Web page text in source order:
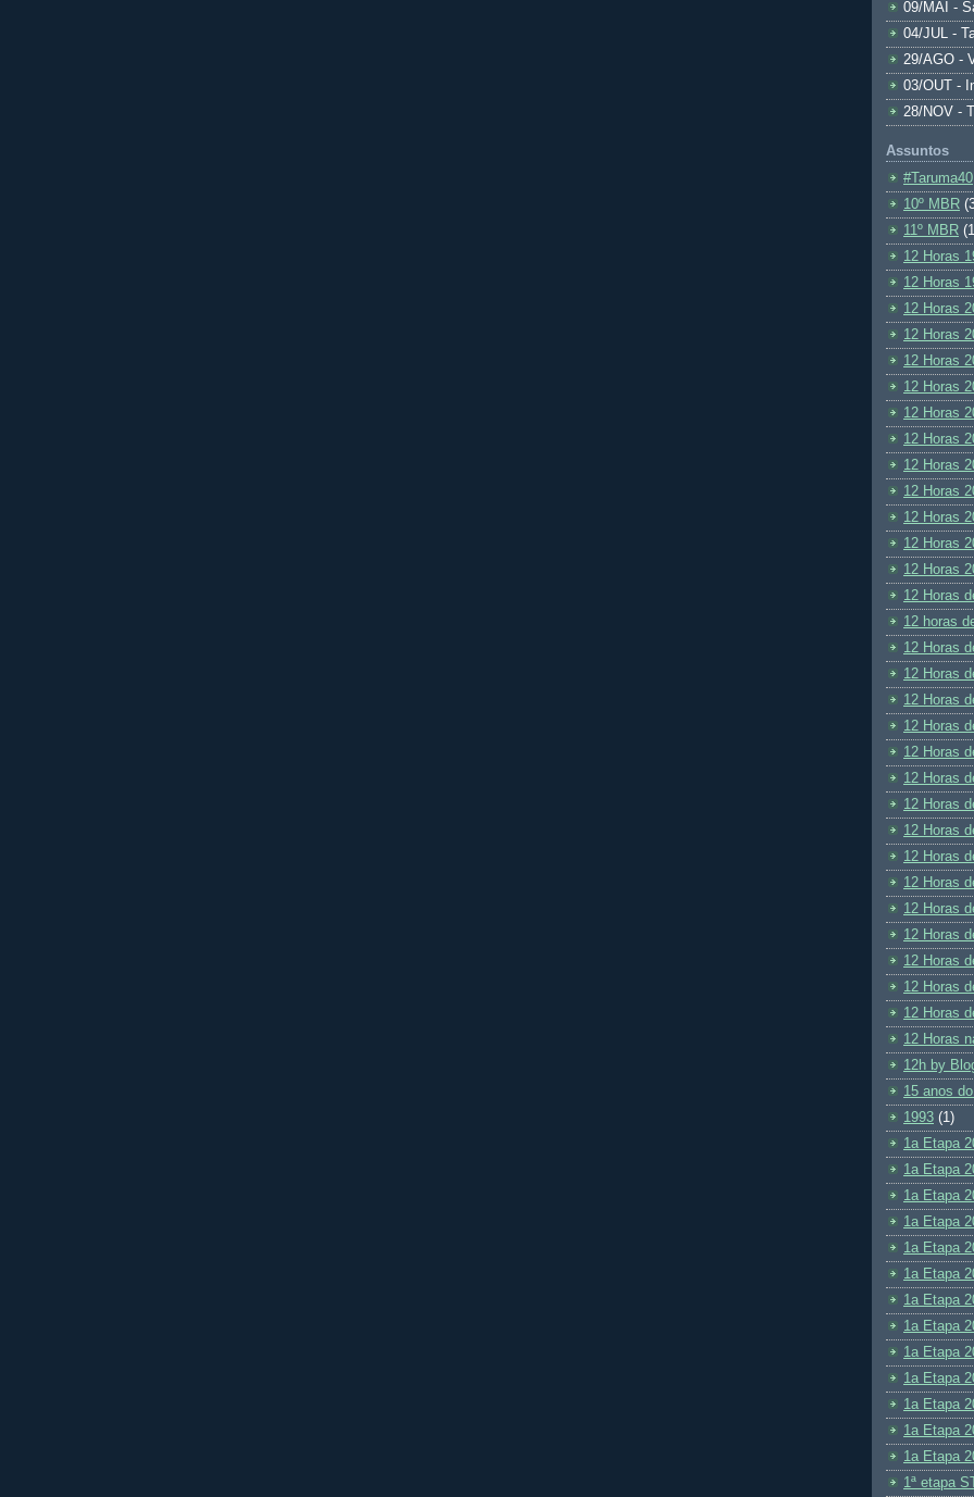
09/MAI -
04/JUL -
29/AGO -
03/OUT -
28/NOV -
Assuntos
#Taruma40
10º MBR
11º MBR
12 Horas
12 Horas
12 Horas
12 Horas
12 Horas
12 Horas
12 Horas
12 Horas
12 Horas
12 Horas
12 Horas
12 Horas
12 Horas
12 Horas
12 horas
12 Horas
12 Horas
12 Horas
12 Horas
12 Horas
12 Horas
12 Horas
12 Horas
12 Horas
12 Horas
12 Horas
12 Horas
12 Horas
12 Horas
12 Horas
12 Horas
12h by
15 anos
1993 (1)
1a Etapa
1a Etapa
1a Etapa
1a Etapa
1a Etapa
1a Etapa
1a Etapa
1a Etapa
1a Etapa
1a Etapa
1a Etapa
1a Etapa
1a Etapa
1ª etapa